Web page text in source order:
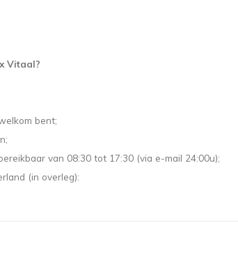
Vitaal?
bent;
van 08:30 tot 17:30 (via e-mail 24:00u);
(in overleg):